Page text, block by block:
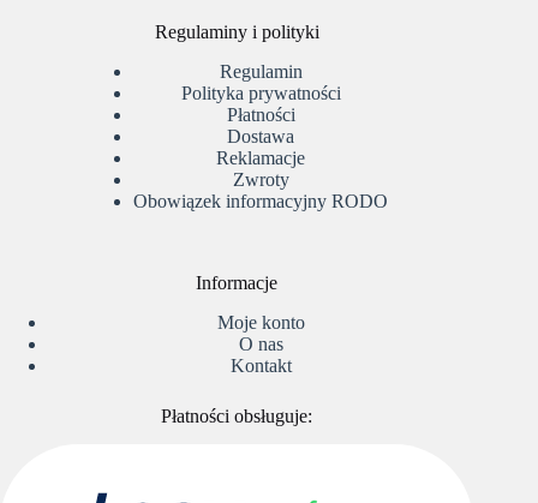
Regulaminy i polityki
Regulamin
Polityka prywatności
Płatności
Dostawa
Reklamacje
Zwroty
Obowiązek informacyjny RODO
Informacje
Moje konto
O nas
Kontakt
Płatności obsługuje: